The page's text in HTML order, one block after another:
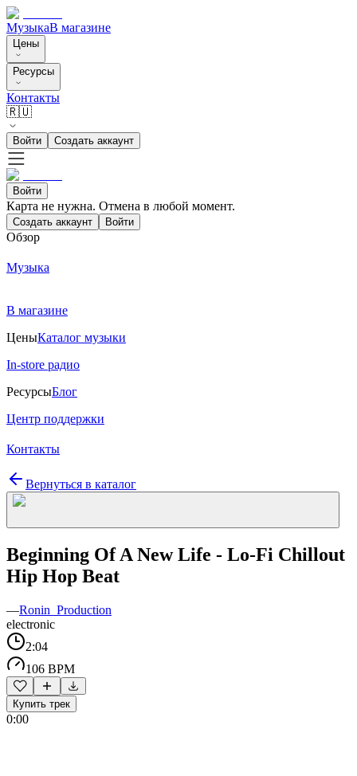
МузыкаВ магазине
Цены
Ресурсы
Контакты
🇷🇺
Войти Создать аккаунт
Войти
Карта не нужна. Отмена в любой момент.
Создать аккаунт Войти
Обзор
Музыка
В магазине
ЦеныКаталог музыки
In-store радио
РесурсыБлог
Центр поддержки
Контакты
Вернуться в каталог
Beginning Of A New Life - Lo-Fi Chillout
Hip Hop Beat
—Ronin_Production
electronic
2:04
106 BPM
Купить трек
0:00